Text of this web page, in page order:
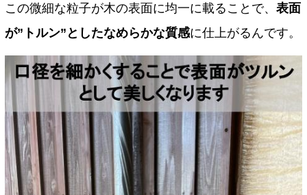
この微細な粒子が木の表面に均一に載ることで、 表面
が”トルン”としたなめらかな質感に仕上がるんです。